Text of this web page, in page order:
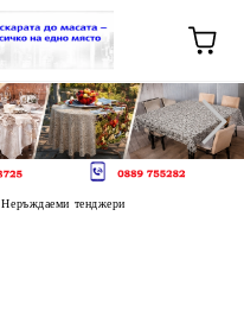
Неръждаеми тенджери